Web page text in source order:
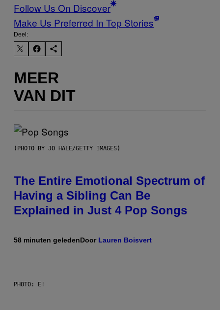
Follow Us On Discover
Make Us Preferred In Top Stories
Deel:
MEER
VAN DIT
(PHOTO BY JO HALE/GETTY IMAGES)
The Entire Emotional Spectrum of
Having a Sibling Can Be
Explained in Just 4 Pop Songs
58 minuten geledenDoor Lauren Boisvert
PHOTO: E!